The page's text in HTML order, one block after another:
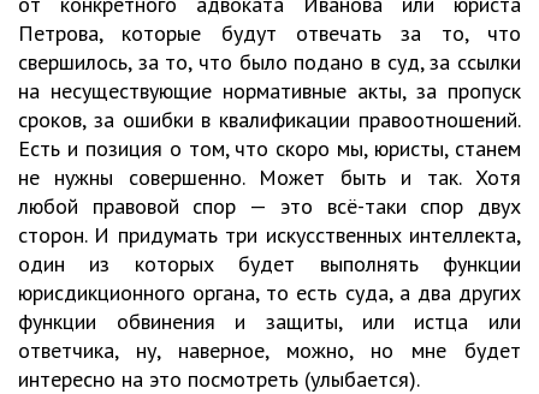
Петрова, которые будут отвечать за то, что
свершилось, за то, что было подано в суд, за ссылки
на несуществующие нормативные акты, за пропуск
сроков, за ошибки в квалификации правоотношений.
Есть и позиция о том, что скоро мы, юристы, станем
не нужны совершенно. Может быть и так. Хотя
любой правовой спор — это всё-таки спор двух
сторон. И придумать три искусственных интеллекта,
один из которых будет выполнять функции
юрисдикционного органа, то есть суда, а два других
функции обвинения и защиты, или истца или
ответчика, ну, наверное, можно, но мне будет
интересно на это посмотреть (улыбается).